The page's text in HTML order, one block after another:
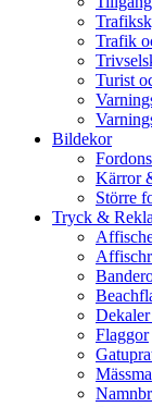
Trafik
Turist
Bildekor
Kärror
Större
Tryck &
Flaggor